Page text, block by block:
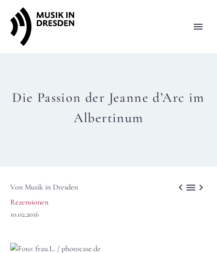
Die Passion der Jeanne d’Arc im
Albertinum
  
Von Musik in Dresden
Rezensionen
10.02.2016